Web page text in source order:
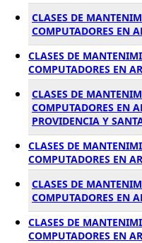
CLASES DE
COMPUTADORES EN
CLASES DE
COMPUTADORES EN
CLASES DE
COMPUTADORES EN
PROVIDENCIA Y
CLASES DE
COMPUTADORES EN
CLASES DE
COMPUTADORES EN
CLASES DE
COMPUTADORES EN